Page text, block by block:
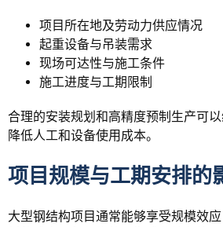
项目所在地及劳动力供应情况
起重设备与吊装需求
现场可达性与施工条件
施工进度与工期限制
合理的安装规划和高精度预制生产可
降低人工和设备使用成本。
项目规模与工期安排的
大型钢结构项目通常能够享受规模效